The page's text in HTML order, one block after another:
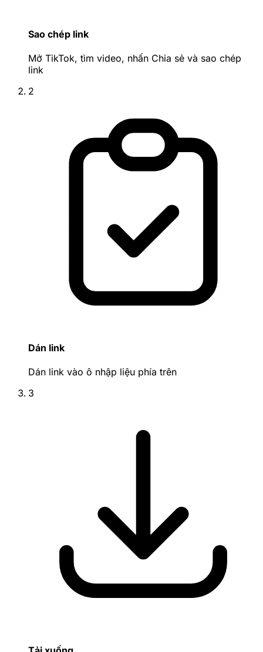
Sao chép link
Mở TikTok, tìm video, nhấn Chia sẻ và sao chép
link
2
Dán link
Dán link vào ô nhập liệu phía trên
3